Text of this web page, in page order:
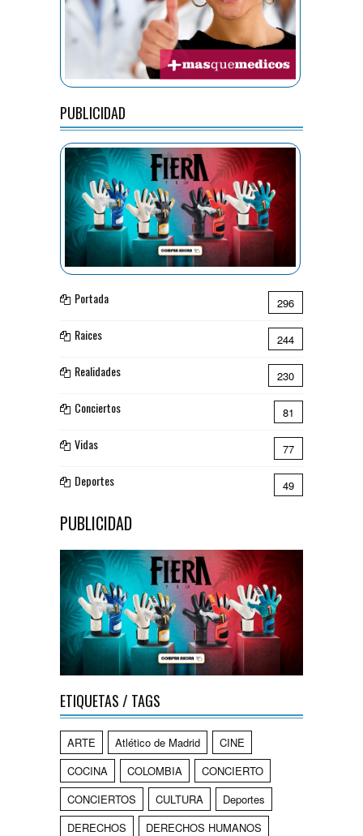
PUBLICIDAD
Portada 296
Raices 244
Realidades 230
Conciertos 81
Vidas 77
Deportes 49
PUBLICIDAD
ETIQUETAS / TAGS
ARTE Atlético de Madrid
CINE
COCINA
COLOMBIA
CONCIERTO
CONCIERTOS
CULTURA
Deportes
DERECHOS
DERECHOS HUMANOS